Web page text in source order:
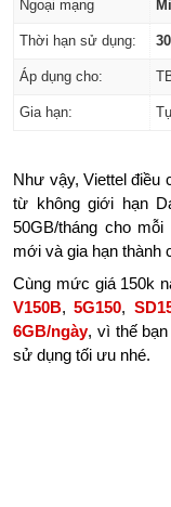
Ngoại mạng
Thời hạn sử dụng:
Áp dụng cho:
Gia hạn:
Như vậy, Viettel điều
từ không giới hạn
50GB/tháng cho
mới và gia hạn thành
Cùng mức giá 150k
V150B,5G150,
6GB/ngày, vì thế
sử dụng tối ưu nhé.